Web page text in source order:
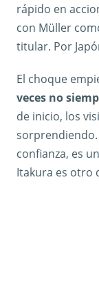
rápido en
con Müller
titular. Por
El choque
veces no
de inicio, los
confianza, es
Itakura es otro